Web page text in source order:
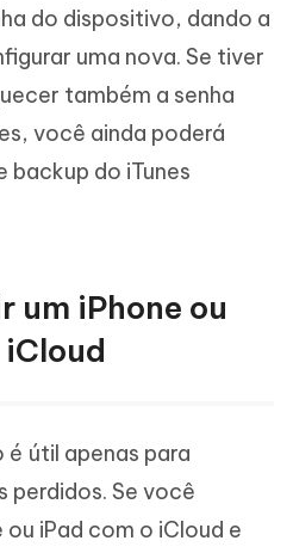
do dispositivo, dando a
uma nova. Se tiver
também a senha
você ainda poderá
backup do iTunes
um iPhone ou
iCloud
é útil apenas para
perdidos. Se você
ou iPad com o iCloud e